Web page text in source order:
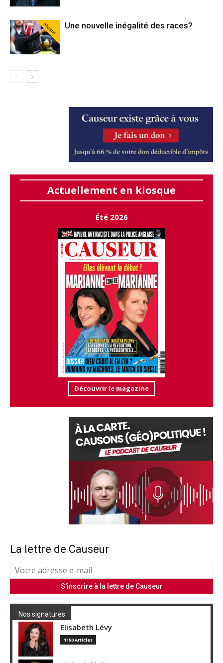
Abonné Une nouvelle inégalité des races?
Actuellement en kiosque
Été 2026
Découvrir le magazine
La lettre de Causeur
Nos signatures
Elisabeth Lévy
1190 Articles